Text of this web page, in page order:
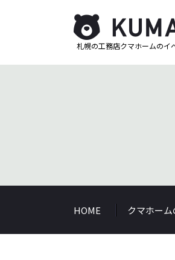
札幌の工務店クマホームのイ
HOME クマホー